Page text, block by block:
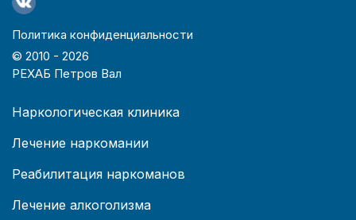
Политика конфиденциальности
© 2010 - 2026
РЕХАБ Петров Вал
Наркологическая клиника
Лечение наркомании
Реабилитация наркоманов
Лечение алкоголизма